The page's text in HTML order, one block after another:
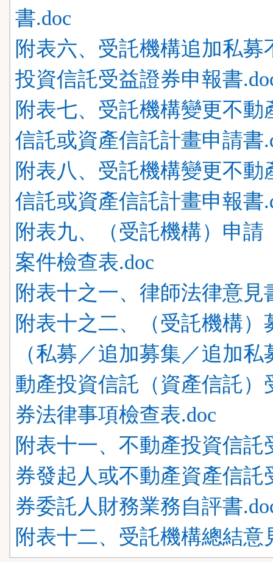
書.doc
附表六、受託機構追加私募
投資信託受益證券申報書
附表七、受託機構變更不動
信託或資產信託計畫申請書
附表八、受託機構變更不動
信託或資產信託計畫申報書
附表九、（受託機構）申請
案件檢查表.doc
附表十之一、律師法律意見
附表十之二、（受託機構）
（私募／追加募集／追加私
動產投資信託（資產信託）
券法律事項檢查表.doc
附表十一、不動產投資信託
券發起人或不動產資產信託
券委託人財務業務自評書
附表十二、受託機構總結意